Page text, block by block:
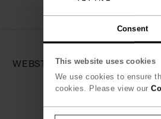
Consent
This website uses cookies
We use cookies to ensure
cookies. Please view our
Dette
WEBSTARTERS